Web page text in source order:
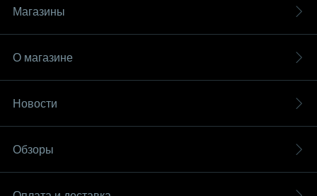
Магазины
О магазине
Новости
Обзоры